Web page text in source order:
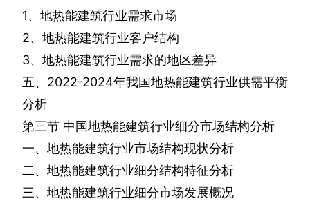
1、地热能建筑行业需求市场
2、地热能建筑行业客户结构
3、地热能建筑行业需求的地区差异
五、 2022-2024年我国地热能建筑行业供需平衡
分析
第三节 中国地热能建筑行业细分市场结构分析
一、地热能建筑行业市场结构现状分析
二、地热能建筑行业细分结构特征分析
三、地热能建筑行业细分市场发展概况